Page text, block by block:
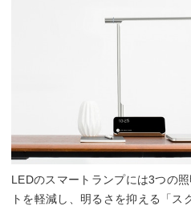
LEDのスマートランプには3つの
トを軽減し、明るさを抑える「ス